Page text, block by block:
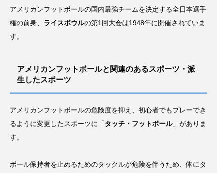
アメリカンフットボールの国内最強チームを決定する全日本選手
権の前身、 ライスボウルの第1回大会は1948年に開催されていま
す。
アメリカンフットボールと関連のあるスポーツ・派
生したスポーツ
アメリカンフットボールの危険度を抑え、初心者でもプレーでき
るように変更したスポーツに「タッチ・フットボール」がありま
す。
ボール保持者を止めるためのタックルが危険を伴うため、体にタ